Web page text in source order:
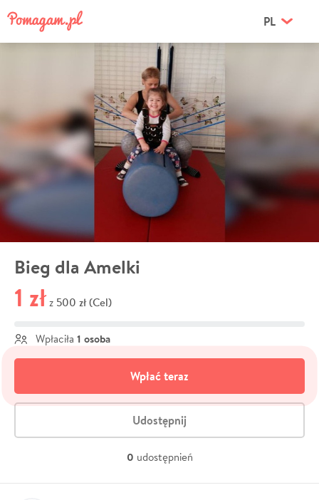
PL
Bieg dla Amelki
1 zł z 500 zł (Cel)
Wpłaciła 1 osoba
Wpłać teraz
Udostępnij
0 udostępnień